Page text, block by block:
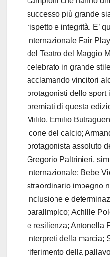
successo più grande
rispetto e integrità. E’
internazionale Fair
del Teatro del Maggio
celebrato in grande
acclamando vincitori
protagonisti dello sport
premiati di questa
Milito, Emilio
icone del calcio;
protagonista assoluto
Gregorio Paltrinieri,
internazionale; Bebe
straordinario impegno
inclusione e
paralimpico; Achille
e resilienza; Antonella
interpreti della marcia;
riferimento della